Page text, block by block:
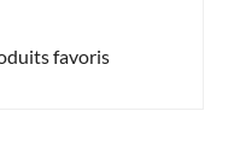
favoris